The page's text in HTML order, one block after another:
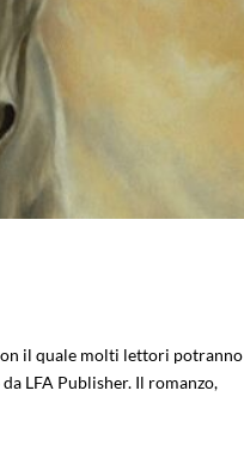
il quale molti lettori potranno
LFA Publisher. Il romanzo,